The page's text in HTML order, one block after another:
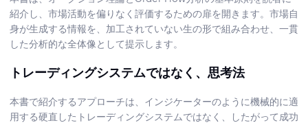
紹介し、市場活動を偏りなく評価するための扉を開きます。市場自
身が生成する情報を、加工されていない生の形で組み合わせ、一貫
した分析的な全体像として提示します。
トレーディングシステムではなく、思考法
本書で紹介するアプローチは、インジケーターのように機械的に適
用する硬直したトレーディングシステムではなく、したがって成功